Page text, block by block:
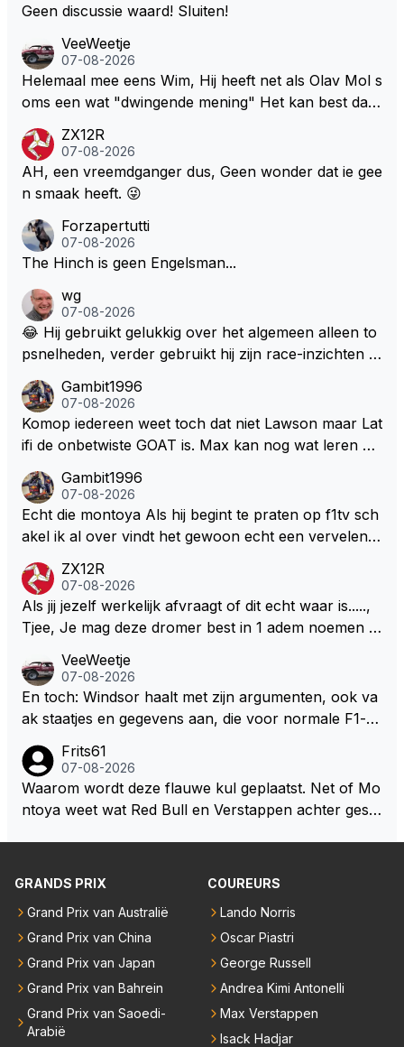
Geen discussie waard! Sluiten!
VeeWeetje
07-08-2026
Helemaal mee eens Wim, Hij heeft net als Olav Mol s
oms een wat "dwingende mening" Het kan best dat
l bij Windsor op te roepen. Maar in een tijd zonder r
aces zijn dit leuke berichtjes
ZX12R
07-08-2026
AH, een vreemdganger dus, Geen wonder dat ie gee
n smaak heeft. 😜
Forzapertutti
07-08-2026
The Hinch is geen Engelsman...
wg
07-08-2026
😂 Hij gebruikt gelukkig over het algemeen alleen to
psnelheden, verder gebruikt hij zijn race-inzichten q
een bocht zegt helemaal niets, dus wat dat betreft h
eeft hij sowieso gelijk 😂.
Gambit1996
07-08-2026
Komop iedereen weet toch dat niet Lawson maar Lat
ifi de onbetwiste GOAT is. Max kan nog wat leren va
milton, hahahaha. Latifi pakt ze allemaal met de oge
n dicht met als onbetwiste nummer 2 of GOATINES
S Lawson natuurlijk 😂😂😂😂😂
Gambit1996
07-08-2026
Echt die montoya Als hij begint te praten op f1tv sch
akel ik al over vindt het gewoon echt een vervelend
weet 🤮🤮
ZX12R
07-08-2026
Als jij jezelf werkelijk afvraagt of dit echt waar is.....,
Tjee, Je mag deze dromer best in 1 adem noemen m
aar voordragen uit eigen geest. Kan mij voorstellen d
at je het leuk vindt sprookjes te luisteren maar heb jij
jezelf dan ook wel eens afgevraagd of de dappere b
ze wolff gesneden heeft?
VeeWeetje
07-08-2026
En toch: Windsor haalt met zijn argumenten, ook va
ak staatjes en gegevens aan, die voor normale F1-fa
okies made of your own dough" 🤣
Frits61
07-08-2026
Waarom wordt deze flauwe kul geplaatst. Net of Mo
ntoya weet wat Red Bull en Verstappen achter geslo
GRANDS PRIX
Grand Prix van Australië
Grand Prix van China
Grand Prix van Japan
Grand Prix van Bahrein
Grand Prix van Saoedi-
Arabië
COUREURS
Lando Norris
Oscar Piastri
George Russell
Andrea Kimi Antonelli
Max Verstappen
Isack Hadjar